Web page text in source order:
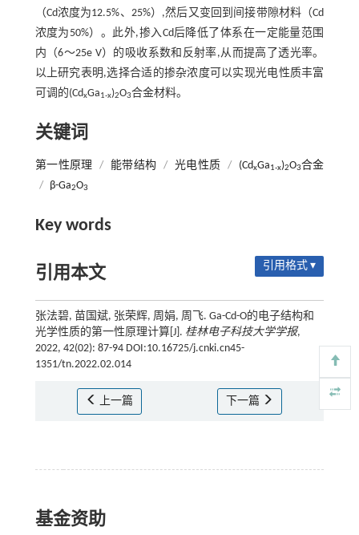
（Cd浓度为12.5%、25%）,然后又变回到间接带隙材料（Cd
浓度为50%）。此外,掺入Cd后降低了体系在一定能量范围
内（6～25e V）的吸收系数和反射率,从而提高了透光率。
以上研究表明,选择合适的掺杂浓度可以实现光电性质丰富
可调的(CdxGa1-x)2O3合金材料。
关键词
第一性原理 / 能带结构 / 光电性质 / (CdxGa1-x)2O3合金
/
β-Ga2O3
Key words
引用本文 引用格式 ▾
张法碧, 苗国斌, 张荣辉, 周娟, 周飞. Ga-Cd-O的电子结构和
光学性质的第一性原理计算[J]. 桂林电子科技大学学报,
2022, 42(02): 87-94 DOI:10.16725/j.cnki.cn45-
1351/tn.2022.02.014
上一篇 下一篇
基金资助